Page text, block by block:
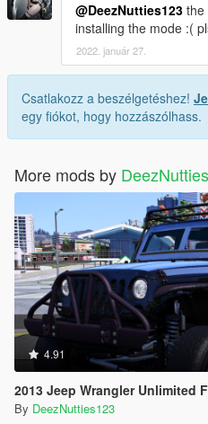
@DeezNutties123 the
installing the mode :(
2022. január 27.
Csatlakozz a beszélgetéshez!
egy fiókot, hogy hozzászólhass.
More mods by
4.91
2013 Jeep Wrangler Unlimited F&F Edition
By DeezNutties123